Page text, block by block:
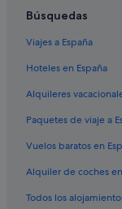
Búsquedas
Viajes a España
Hoteles en España
Alquileres
Paquetes de viaje a
Vuelos baratos en
Alquiler de coches
Todos los